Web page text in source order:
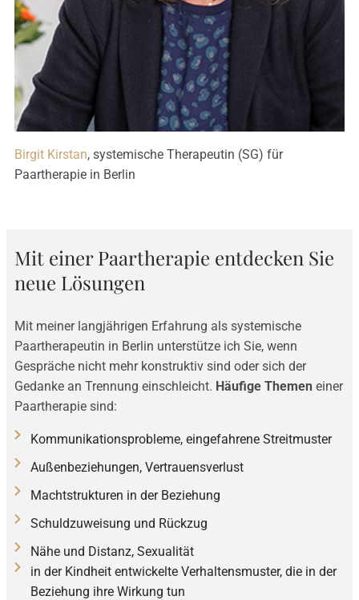
Birgit Kirstan, systemische Therapeutin (SG) für
Paartherapie in Berlin
Mit einer Paartherapie entdecken Sie
neue Lösungen
Mit meiner langjährigen Erfahrung als systemische
Paartherapeutin in Berlin unterstütze ich Sie, wenn
Gespräche nicht mehr konstruktiv sind oder sich der
Gedanke an Trennung einschleicht. Häufige Themen einer
Paartherapie sind:
Kommunikationsprobleme, eingefahrene Streitmuster
Außenbeziehungen, Vertrauensverlust
Machtstrukturen in der Beziehung
Schuldzuweisung und Rückzug
Nähe und Distanz, Sexualität
in der Kindheit entwickelte Verhaltensmuster, die in der
Beziehung ihre Wirkung tun